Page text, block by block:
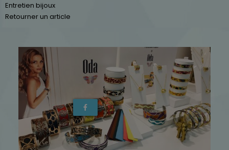
Entretien bijoux
Retourner un article